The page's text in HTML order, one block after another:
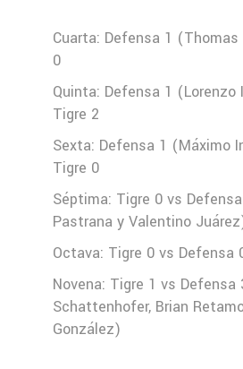
Cuarta: Defensa 1
0
Quinta: Defensa 1 (Lorenzo
Tigre 2
Sexta: Defensa 1 (Máximo
Tigre 0
Séptima: Tigre 0 vs
Pastrana y Valentino
Octava: Tigre 0 vs Defensa
Novena: Tigre 1 vs
Schattenhofer, Brian
González)